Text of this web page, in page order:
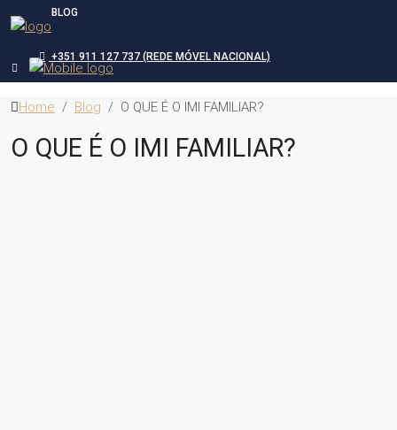
BLOG
+351 911 127 737 (REDE MÓVEL NACIONAL)
Home Blog O QUE É O IMI FAMILIAR?
O QUE É O IMI FAMILIAR?